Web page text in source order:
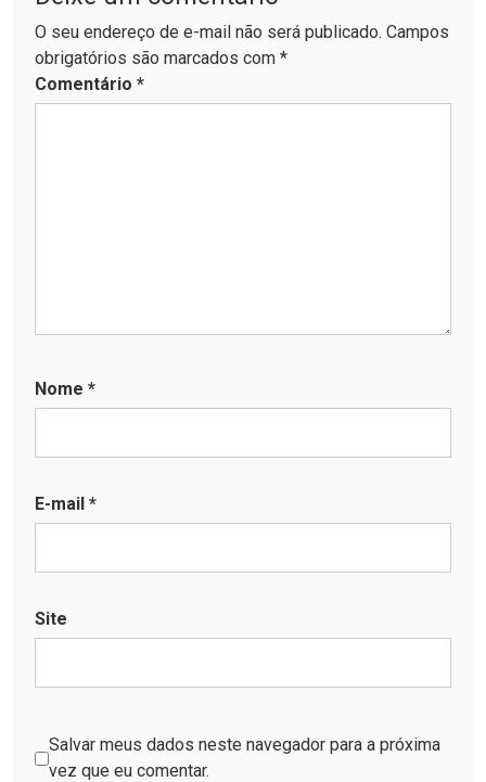
O seu endereço de e-mail não será publicado. Campos
obrigatórios são marcados com *
Comentário *
Nome *
E-mail *
Site
Salvar meus dados neste navegador para a próxima
vez que eu comentar.